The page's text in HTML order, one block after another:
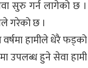
सुरु गर्न लागेको छ ।
गरेको छ ।
हामीले धेरै फड्को
उपलब्ध हुने सेवा हामी